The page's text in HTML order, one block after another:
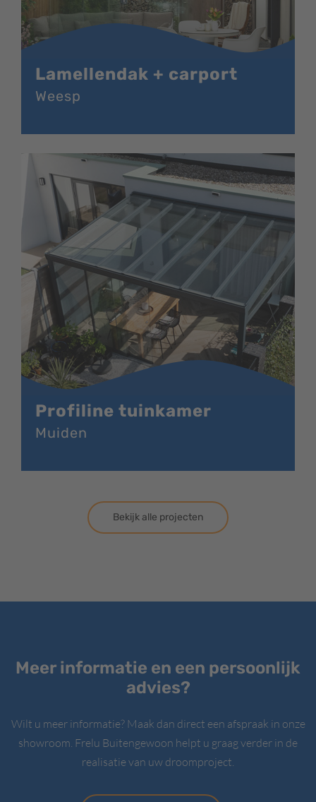
Lamellendak + carport
Weesp
Profiline tuinkamer
Muiden
Bekijk alle projecten
Meer informatie en een persoonlijk
advies?
Wilt u meer informatie? Maak dan direct een afspraak in onze
showroom. Frelu Buitengewoon helpt u graag verder in de
realisatie van uw droomproject.